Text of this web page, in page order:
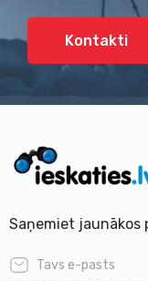
Kontakti
Saņemiet jaunākos